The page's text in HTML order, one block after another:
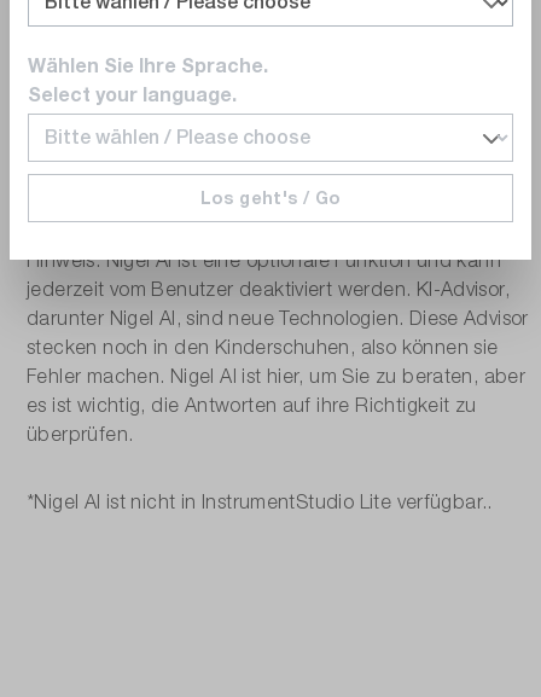
fundierte Entscheidungen treffen können.
In InstrumentStudio Professional* kann Nigel AI Ihnen
dabei helfen, sich mit der InstrumentStudio-Umgebung
vertraut zu machen, und Ihnen Informationen zu den
ersten Schritten sowie zu Ihrer Hardware bereitstellen,
damit Sie noch produktiver arbeiten können.
Hinweis: Nigel AI ist eine optionale Funktion und kann
jederzeit vom Benutzer deaktiviert werden. KI-Advisor,
darunter Nigel AI, sind neue Technologien. Diese Advisor
stecken noch in den Kinderschuhen, also können sie
Fehler machen. Nigel AI ist hier, um Sie zu beraten, aber
es ist wichtig, die Antworten auf ihre Richtigkeit zu
überprüfen.
*Nigel AI ist nicht in InstrumentStudio Lite verfügbar..
Wählen Sie Ihre Sprache.
Select your language.
Los geht's / Go